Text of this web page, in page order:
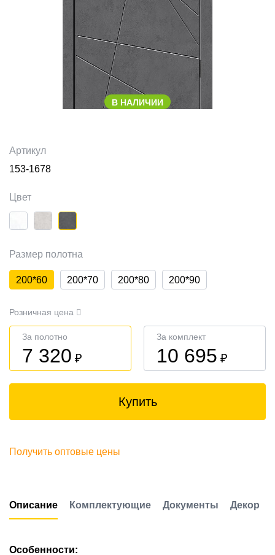
В НАЛИЧИИ
Артикул
153-1678
Цвет
Размер полотна
200*60 200*70 200*80 200*90
Розничная цена
За полотно
7 320 ₽
За комплект
10 695 ₽
Купить
Получить оптовые цены
Описание Комплектующие Документы Декор
Особенности: